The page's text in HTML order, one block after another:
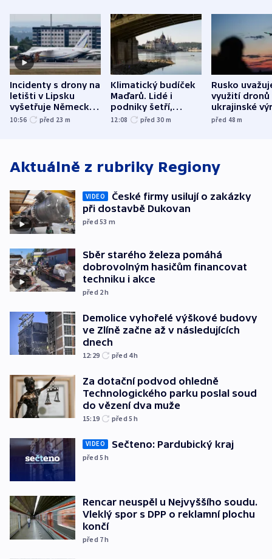
Incidenty s drony na
letišti v Lipsku
vyšetřuje Německo
jako úmyslný pokus
10:56 před 23 m
Klimatický budíček
Maďarů. Lidé i
podniky šetří,
omezuje se doprava
12:08 před 30 m
Rusko
využití dronů
ukrajinské
útokům v
před 48m
Aktuálně z rubriky Regiony
VIDEO
České firmy usilují o zakázky
při dostavbě Dukovan
před 53 m
Sběr starého železa pomáhá
dobrovolným hasičům financovat
techniku i akce
před 2h
Demolice vyhořelé výškové budovy
ve Zlíně začne až v následujících
dnech
12:29 před 4h
Za dotační podvod ohledně
Technologického parku poslal soud
do vězení dva muže
15:19 před 5h
VIDEO Sečteno: Pardubický kraj
před 5h
Rencar neuspěl u Nejvyššího soudu.
Vleklý spor s DPP o reklamní plochu
končí
před 7h